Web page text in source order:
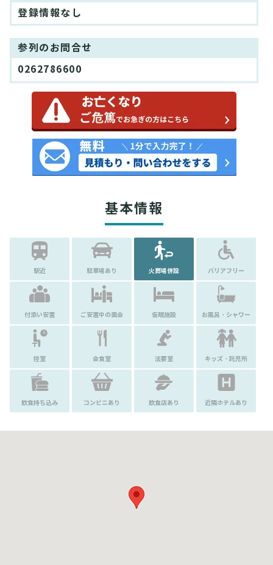
登録情報なし
参列のお問合せ
0262786600
基本情報
駅近 駐車場あり 火葬場併設 バリアフリー
付添い安置 ご安置中の面会 仮眠施設 お風呂・シャワー
控室 会食室 法要室 キッズ・託児所
飲食持ち込み コンビニあり 飲食店あり 近隣ホテルあり